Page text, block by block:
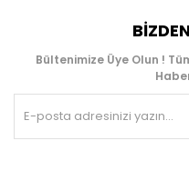
Bültenimize Üye Olun !